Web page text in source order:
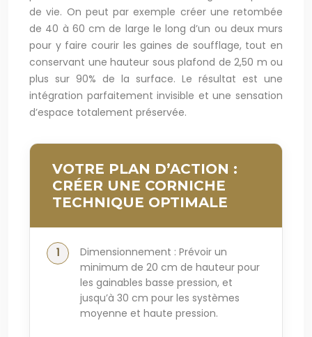
de vie. On peut par exemple créer une retombée
de 40 à 60 cm de large le long d’un ou deux murs
pour y faire courir les gaines de soufflage, tout en
conservant une hauteur sous plafond de 2,50 m ou
plus sur 90% de la surface. Le résultat est une
intégration parfaitement invisible et une sensation
d’espace totalement préservée.
VOTRE PLAN D’ACTION :
CRÉER UNE CORNICHE
TECHNIQUE OPTIMALE
Dimensionnement : Prévoir un
minimum de 20 cm de hauteur pour
les gainables basse pression, et
jusqu’à 30 cm pour les systèmes
moyenne et haute pression.